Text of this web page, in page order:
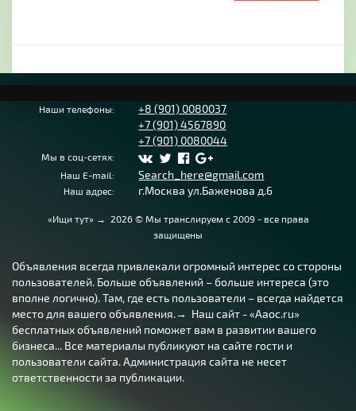
Наши телефоны:
+8 (901) 0080037
+7 (901) 4567890
+7 (901) 0080044
Мы в соц-сетях:
Наш E-mail:
Search_here@gmail.com
Наш адрес: г.Москва ул.Баженова д.6
«Ищи тут» → 2026© Мы транслируем с 2009 - все права
защищены
Объявления всегда привлекали огромный интерес со стороны
пользователей. Больше объявлений – больше интереса (это
вполне логично). Там, где есть пользователи – всегда найдется
место для вашего объявления.→ Наш сайт - «Aaoc.ru»
бесплатных объявлений поможет вам в развитии вашего
бизнеса... Все материалы публикуют на сайте гости и
пользователи сайта. Администрация сайта не несет
ответственности за публикации.